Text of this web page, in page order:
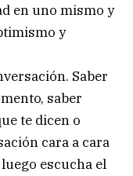
en uno mismo y
y
Saber
saber
te dicen o
cara a cara
escucha el